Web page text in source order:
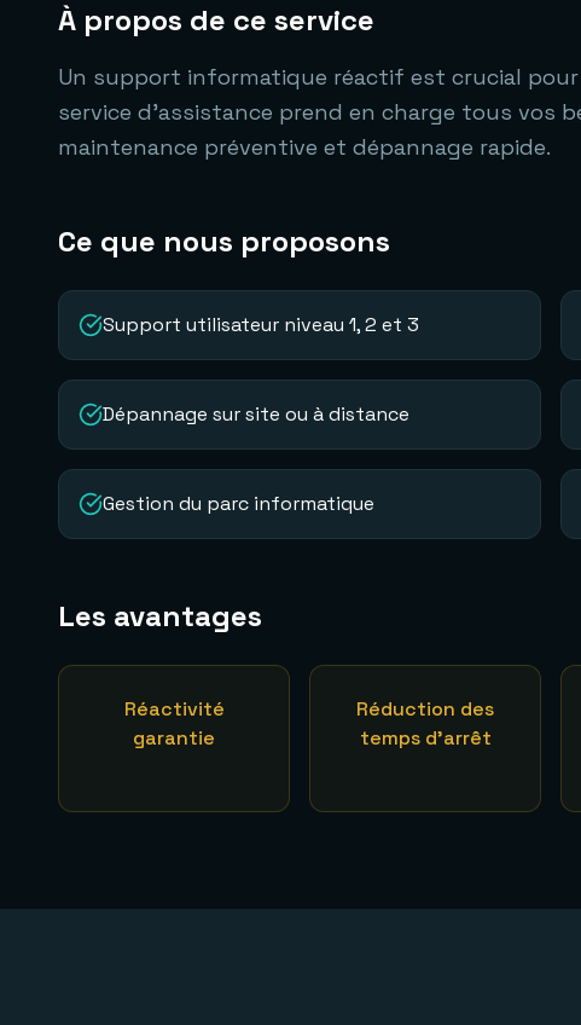
À propos de ce service
Un support informatique réactif est crucial
service d'assistance prend en charge tous vos
maintenance préventive et dépannage rapide.
Ce que nous proposons
Support utilisateur niveau 1, 2 et 3
Dépannage sur site ou à distance
Gestion du parc informatique
Les avantages
Réactivité
garantie
Réduction des
temps d'arrêt